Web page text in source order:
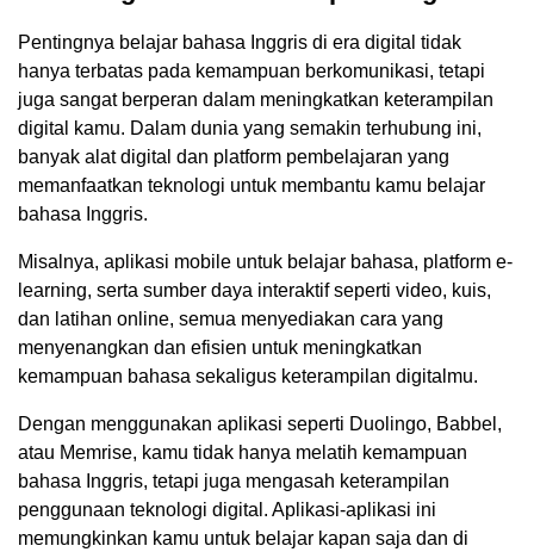
Pentingnya belajar bahasa Inggris di era digital tidak
hanya terbatas pada kemampuan berkomunikasi, tetapi
juga sangat berperan dalam meningkatkan keterampilan
digital kamu. Dalam dunia yang semakin terhubung ini,
banyak alat digital dan platform pembelajaran yang
memanfaatkan teknologi untuk membantu kamu belajar
bahasa Inggris.
Misalnya, aplikasi mobile untuk belajar bahasa, platform e-
learning, serta sumber daya interaktif seperti video, kuis,
dan latihan online, semua menyediakan cara yang
menyenangkan dan efisien untuk meningkatkan
kemampuan bahasa sekaligus keterampilan digitalmu.
Dengan menggunakan aplikasi seperti Duolingo, Babbel,
atau Memrise, kamu tidak hanya melatih kemampuan
bahasa Inggris, tetapi juga mengasah keterampilan
penggunaan teknologi digital. Aplikasi-aplikasi ini
memungkinkan kamu untuk belajar kapan saja dan di